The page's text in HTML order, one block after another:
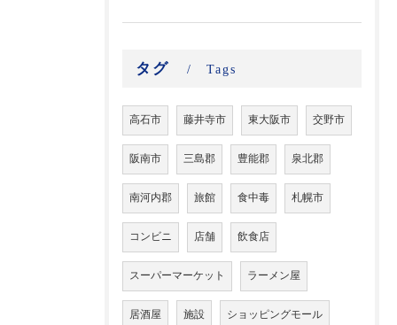
タグ Tags
高石市 藤井寺市 東大阪市 交野市
阪南市 三島郡 豊能郡 泉北郡
南河内郡 旅館 食中毒 札幌市
コンビニ 店舗 飲食店
スーパーマーケット ラーメン屋
居酒屋 施設 ショッピングモール